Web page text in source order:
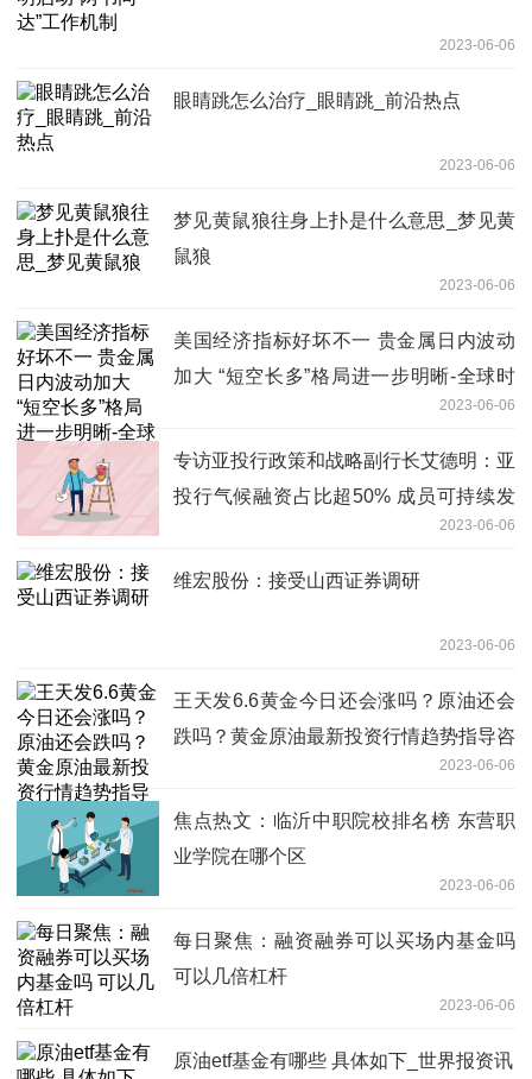
2023-06-06
眼睛跳怎么治疗_眼睛跳_前沿热点
2023-06-06
梦见黄鼠狼往身上扑是什么意思_梦见黄
鼠狼
2023-06-06
美国经济指标好坏不一 贵金属日内波动
加大 “短空长多”格局进一步明晰-全球时
2023-06-06
专访亚投行政策和战略副行长艾德明：亚
投行气候融资占比超50% 成员可持续发
2023-06-06
维宏股份：接受山西证券调研
2023-06-06
王天发6.6黄金今日还会涨吗？原油还会
跌吗？黄金原油最新投资行情趋势指导咨
2023-06-06
焦点热文：临沂中职院校排名榜 东营职
业学院在哪个区
2023-06-06
每日聚焦：融资融券可以买场内基金吗
可以几倍杠杆
2023-06-06
原油etf基金有哪些 具体如下_世界报资讯